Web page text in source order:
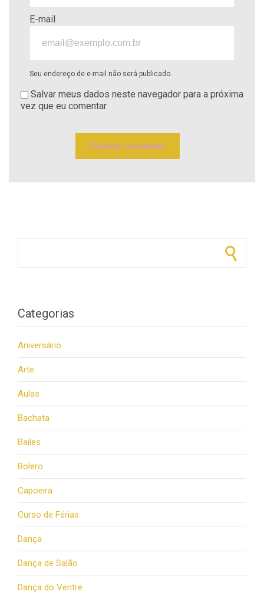
E-mail
Seu endereço de e-mail não será publicado.
Salvar meus dados neste navegador para a próxima
vez que eu comentar.
Categorias
Aniversário
Arte
Aulas
Bachata
Bailes
Bolero
Capoeira
Curso de Férias
Dança
Dança de Salão
Dança do Ventre